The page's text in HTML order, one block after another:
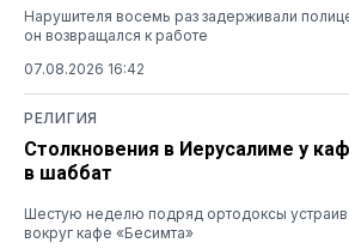
Нарушителя восемь раз задерживали
он возвращался к работе
07.08.2026 16:42
РЕЛИГИЯ
Столкновения в Иерусалиме у
в шаббат
Шестую неделю подряд ортодоксы
вокруг кафе «Бесимта»